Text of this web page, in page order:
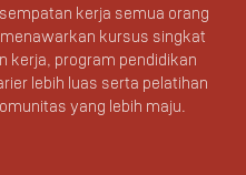
kerja semua orang
kursus singkat
kerja, program pendidikan
lebih luas serta pelatihan
yang lebih maju.